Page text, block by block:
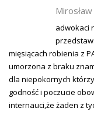
Mirosław
adwokaci
mięsiącach robienia z
umorzona z braku
dla niepokornych
godność i poczucie
internauci,że żaden z